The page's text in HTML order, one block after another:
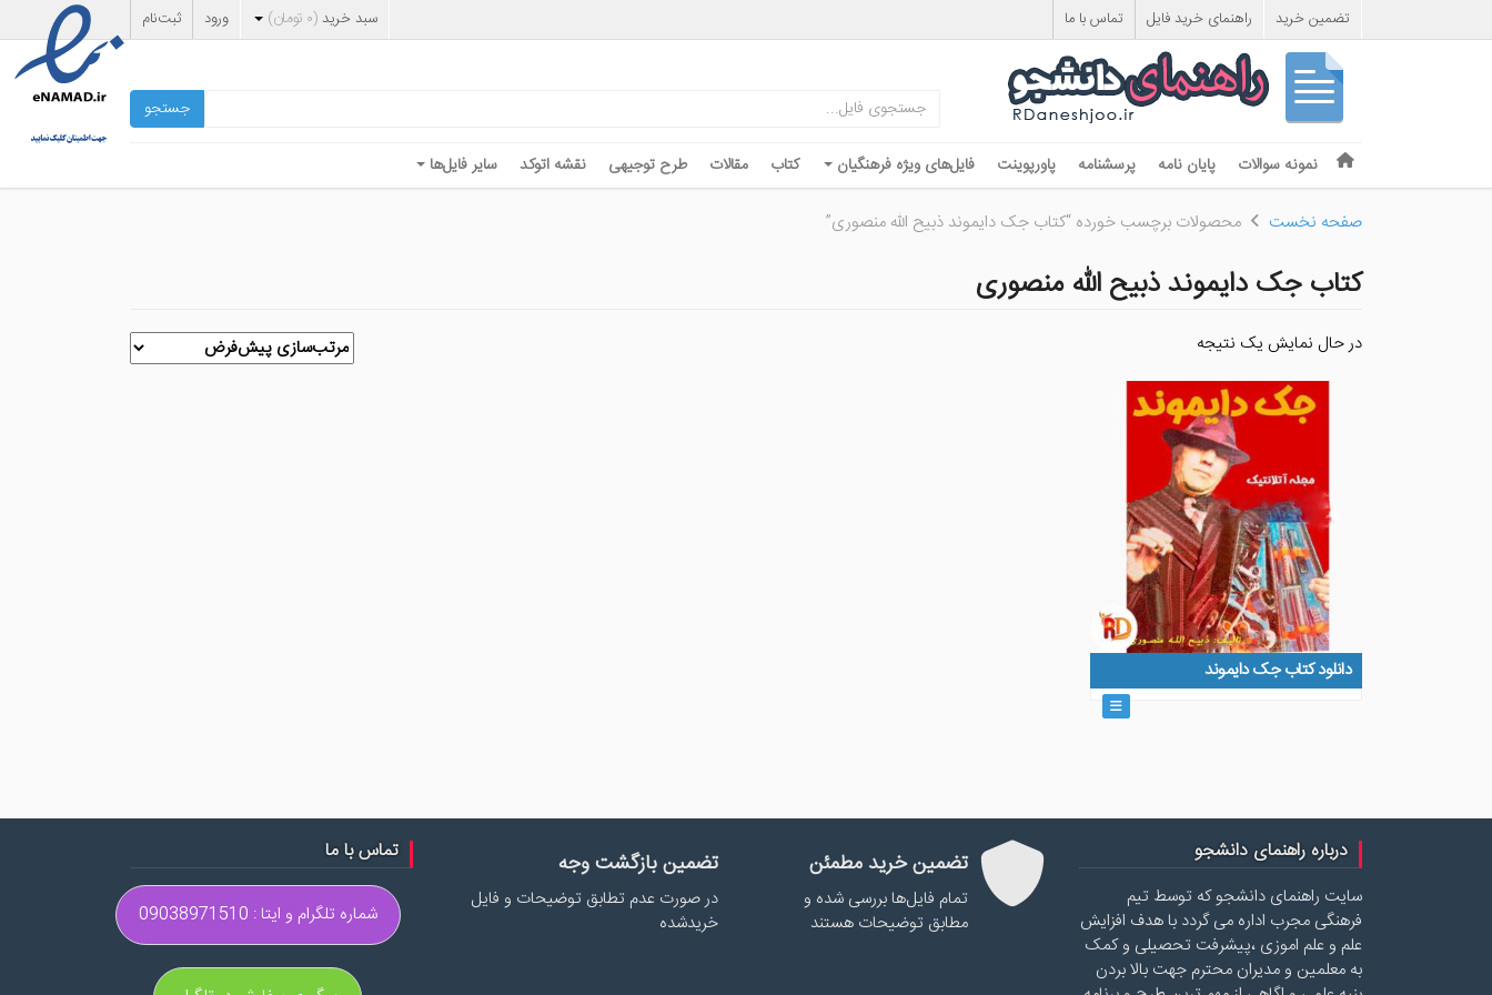
تضمین خرید راهنمای خرید فایل تماس با ما سبد خرید (۰ تومان) ورود ثبت‌نام
جستجو
Menu
Skip to content
نمونه سوالات پایان نامه پرسشنامه پاورپوینت فایل‌های ویژه فرهنگیان کتاب مقالات طرح توجیهی نقشه اتوکد سایر فایل‌ها
صفحه نخست محصولات برچسب خورده “کتاب جک دایموند ذبیح الله منصوری”
کتاب جک دایموند ذبیح الله منصوری
در حال نمایش یک نتیجه
دانلود کتاب جک دایموند
درباره راهنمای دانشجو
سایت راهنمای دانشجو که توسط تیم
فرهنگی مجرب اداره می گردد با هدف افزایش
علم و علم اموزی ،پیشرفت تحصیلی و کمک
به معلمین و مدیران محترم جهت بالا بردن
تضمین خرید مطمئن
تمام فایل‌ها بررسی شده و
مطابق توضیحات هستند
تضمین بازگشت وجه
در صورت عدم تطابق توضیحات و فایل
خریدشده
تماس با ما
شماره تلگرام و ایتا : 09038971510